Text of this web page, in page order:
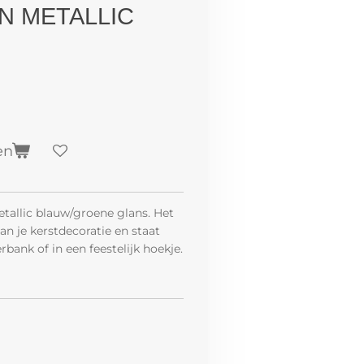
METALLIC
blauw/groene glans. Het
je kerstdecoratie en staat
of in een feestelijk hoekje.